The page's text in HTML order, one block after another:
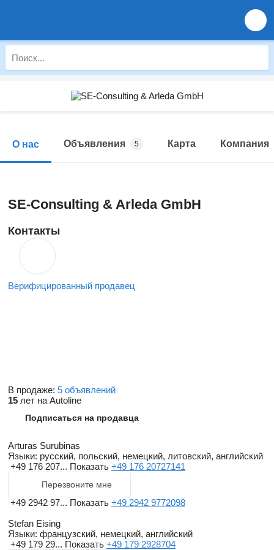
О нас Объявления 5 Карта Компания
SE-Consulting & Arleda GmbH
Контакты
Верифицированный продавец
В продаже: 5 объявлений
15 лет на Autoline
Подписаться на продавца
Arturas Surubinas
Языки: русский, польский, немецкий, литовский, английский
+49 176 207... Показать +49 176 20727141
Перезвоните мне
+49 2942 97... Показать +49 2942 9772098
Stefan Eising
Языки: французский, немецкий, английский
+49 179 29... Показать +49 179 2928704